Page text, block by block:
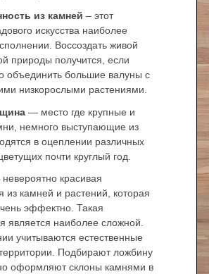
из камней – этот
искусства наиболее
Воссоздать живой
природы получится, если
объединить большие валуны с
низкорослыми растениями.
— место где крупные и
немного выступающие из
в оцеплении различных
почти круглый год.
красивая
из камней и растений, которая
эффектно. Такая
является наиболее сложной.
учитываются естественные
Подбирают ложбину
оформляют склоны камнями в